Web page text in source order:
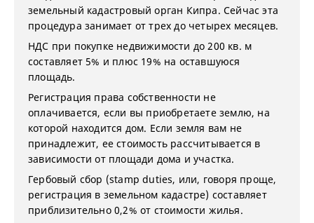
земельный кадастровый орган Кипра. Сейчас эта
процедура занимает от трех до четырех месяцев.
НДС при покупке недвижимости до 200 кв. м
составляет 5% и плюс 19% на оставшуюся
площадь.
Регистрация права собственности не
оплачивается, если вы приобретаете землю, на
которой находится дом. Если земля вам не
принадлежит, ее стоимость рассчитывается в
зависимости от площади дома и участка.
Гербовый сбор (stamp duties, или, говоря проще,
регистрация в земельном кадастре) составляет
приблизительно 0,2% от стоимости жилья.